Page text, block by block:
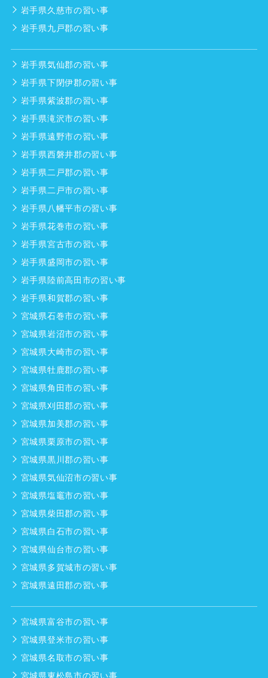
岩手県久慈市の習い事
岩手県九戸郡の習い事
岩手県気仙郡の習い事
岩手県下閉伊郡の習い事
岩手県紫波郡の習い事
岩手県滝沢市の習い事
岩手県遠野市の習い事
岩手県西磐井郡の習い事
岩手県二戸郡の習い事
岩手県二戸市の習い事
岩手県八幡平市の習い事
岩手県花巻市の習い事
岩手県宮古市の習い事
岩手県盛岡市の習い事
岩手県陸前高田市の習い事
岩手県和賀郡の習い事
宮城県石巻市の習い事
宮城県岩沼市の習い事
宮城県大崎市の習い事
宮城県牡鹿郡の習い事
宮城県角田市の習い事
宮城県刈田郡の習い事
宮城県加美郡の習い事
宮城県栗原市の習い事
宮城県黒川郡の習い事
宮城県気仙沼市の習い事
宮城県塩竈市の習い事
宮城県柴田郡の習い事
宮城県白石市の習い事
宮城県仙台市の習い事
宮城県多賀城市の習い事
宮城県遠田郡の習い事
宮城県富谷市の習い事
宮城県登米市の習い事
宮城県名取市の習い事
宮城県東松島市の習い事